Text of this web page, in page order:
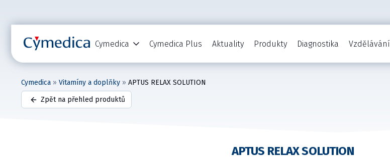
Cymedica Cymedica Plus Aktuality Produkty Diagnostika Vzdělávání
Cymedica » Vitamíny a doplňky » APTUS RELAX SOLUTION
Zpět na přehled produktů
APTUS RELAX SOLUTION